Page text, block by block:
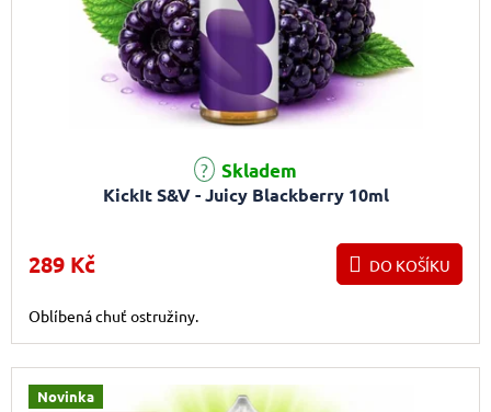
KickIt S&V - Juicy Blackberry 10ml
Skladem
289 Kč DO KOŠÍKU
Oblíbená chuť ostružiny.
Novinka